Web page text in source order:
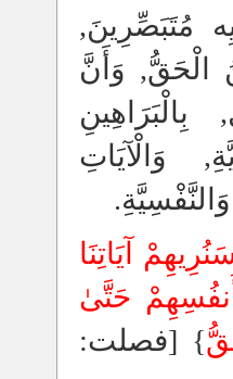
مُتَبَصِّرِينَ,
الْحَقُّ, وَأَنَّ
وَالْآيَاتِ
آيَاتِنَا
حَتَّىٰ
} [فصلت: